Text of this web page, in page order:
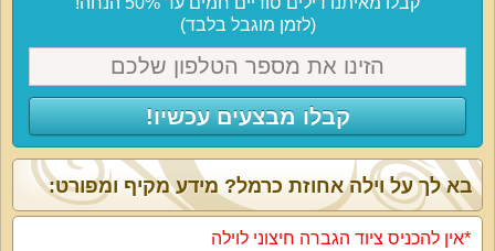
(לזמן מוגבל בלבד)
קבלו מבצעים עכשיו!
בא לך על וילה אחוזת כרמל? מידע מקיף ומפורט:
*אין להכניס ציוד הגברה חיצוני לוילה